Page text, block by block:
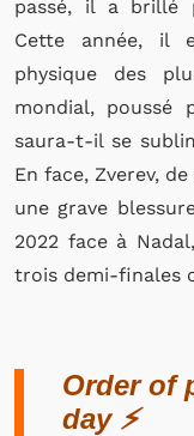
passé, il a brillé
Cette année, il
physique des
mondial, poussé
saura-t-il se
En face, Zverev,
une grave
2022 face à
trois demi-finales
Order of
day ⚡️